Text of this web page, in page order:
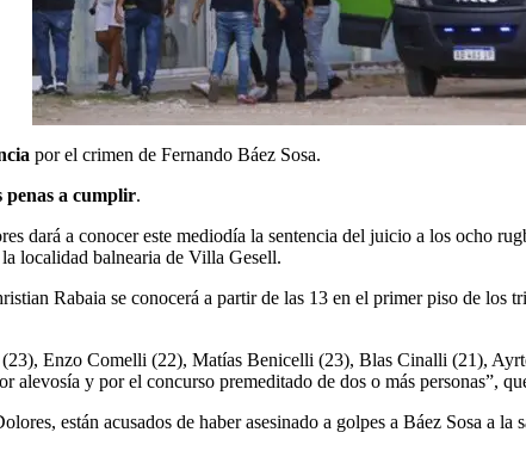
por el crimen de Fernando Báez Sosa.
penas a cumplir.
dará a conocer este mediodía la sentencia del juicio a los ocho
localidad balnearia de Villa Gesell.
Rabaia se conocerá a partir de las 13 en el primer piso de los
Enzo Comelli (22), Matías Benicelli (23), Blas Cinalli (21),
y por el concurso premeditado de dos o más personas”,
están acusados de haber asesinado a golpes a Báez Sosa a